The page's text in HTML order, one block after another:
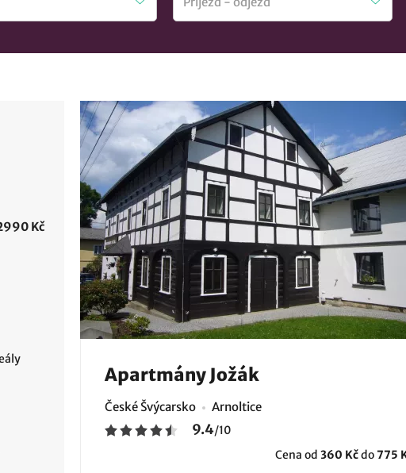
Kč
Apartmány Jožák
České Švýcarsko Arnoltice
9.4/10
Cena od 360 Kčdo775